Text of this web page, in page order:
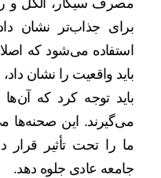
مصرف سیگار، الکل و
برای جذاب‌تر نشان
استفاده می‌شود که
باید واقعیت را نشان
باید توجه کرد که
می‌گیرند. این صحنه‌ها
ما را تحت تأثیر قرار
جامعه عادی جلوه دهد.